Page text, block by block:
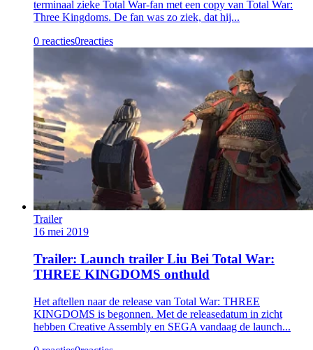
terminaal zieke Total War-fan met een copy van Total War:
Three Kingdoms. De fan was zo ziek, dat hij...
0 reacties0reacties
Trailer
16 mei 2019
Trailer: Launch trailer Liu Bei Total War:
THREE KINGDOMS onthuld
Het aftellen naar de release van Total War: THREE
KINGDOMS is begonnen. Met de releasedatum in zicht
hebben Creative Assembly en SEGA vandaag de launch...